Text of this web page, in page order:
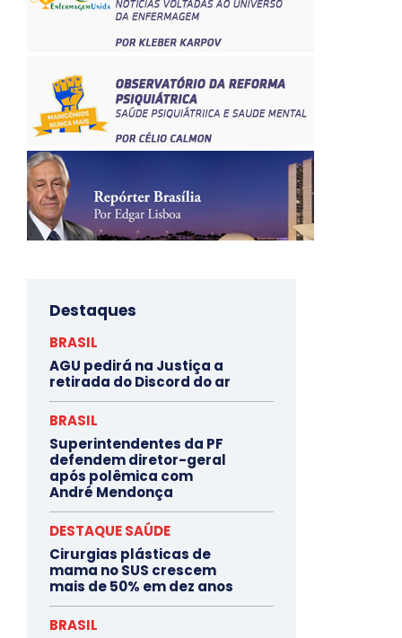
Destaques
BRASIL
AGU pedirá na Justiça a
retirada do Discord do ar
BRASIL
Superintendentes da PF
defendem diretor-geral
após polêmica com
André Mendonça
DESTAQUE SAÚDE
Cirurgias plásticas de
mama no SUS crescem
mais de 50% em dez anos
BRASIL